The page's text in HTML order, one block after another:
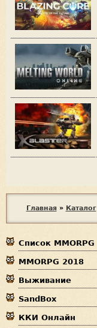
ы
з
д
е
с
ь
Главная » Каталог
Список MMORPG
MMORPG 2018
Выживание
SandBox
ККИ Онлайн